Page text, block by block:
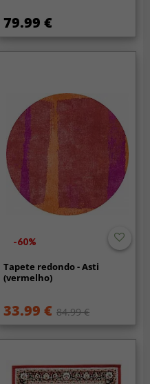
79.99 €
-60%
Tapete redondo - Asti
(vermelho)
33.99 € 84.99 €